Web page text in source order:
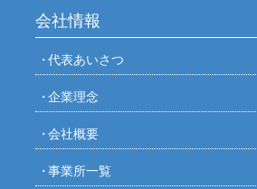
会社情報
代表あいさつ
企業理念
会社概要
事業所一覧